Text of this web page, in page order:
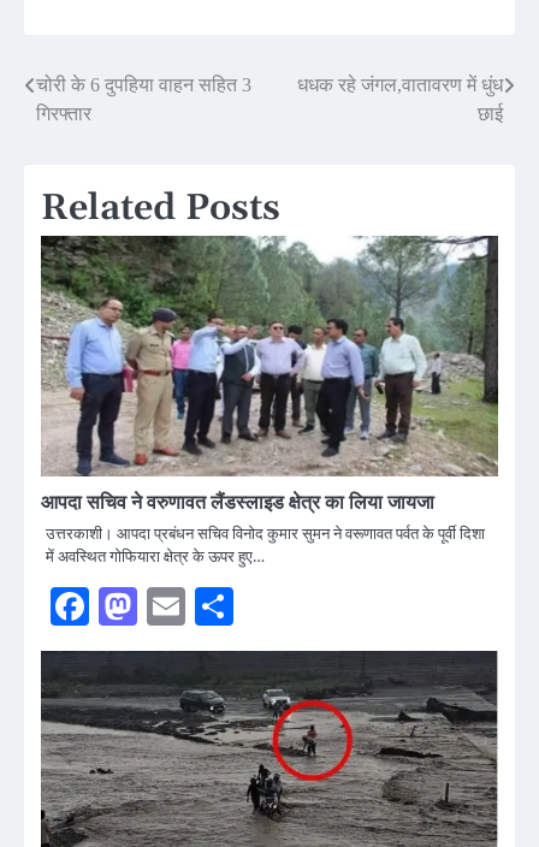
Post
चोरी के 6 दुपहिया वाहन सहित 3
गिरफ्तार
धधक रहे जंगल,वातावरण में धुंध
छाई
Related Posts
आपदा सचिव ने वरुणावत लैंडस्लाइड क्षेत्र का लिया जायजा
उत्तरकाशी। आपदा प्रबंधन सचिव विनोद कुमार सुमन ने वरूणावत पर्वत के पूर्वी दिशा
में अवस्थित गोफियारा क्षेत्र के ऊपर हुए…
Facebook
Mastodon
Email